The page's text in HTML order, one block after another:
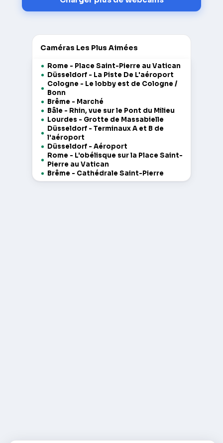
Caméras Les Plus Aimées
Rome - Place Saint-Pierre au Vatican
Düsseldorf - La Piste De L'aéroport
Cologne - Le lobby est de Cologne /
Bonn
Brême - Marché
Bâle - Rhin, vue sur le Pont du Milieu
Lourdes - Grotte de Massabielle
Düsseldorf - Terminaux A et B de
l'aéroport
Düsseldorf - Aéroport
Rome - L'obélisque sur la Place Saint-
Pierre au Vatican
Brême - Cathédrale Saint-Pierre